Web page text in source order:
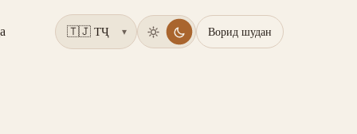
▾ Ворид шудан